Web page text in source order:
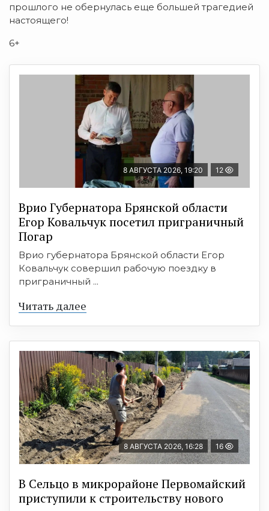
прошлого не обернулась еще большей трагедией
настоящего!
6+
8 АВГУСТА 2026, 19:20 12
Врио Губернатора Брянской области
Егор Ковальчук посетил приграничный
Погар
Врио губернатора Брянской области Егор
Ковальчук совершил рабочую поездку в
приграничный ...
Читать далее
8 АВГУСТА 2026, 16:28 16
В Сельцо в микрорайоне Первомайский
приступили к строительству нового